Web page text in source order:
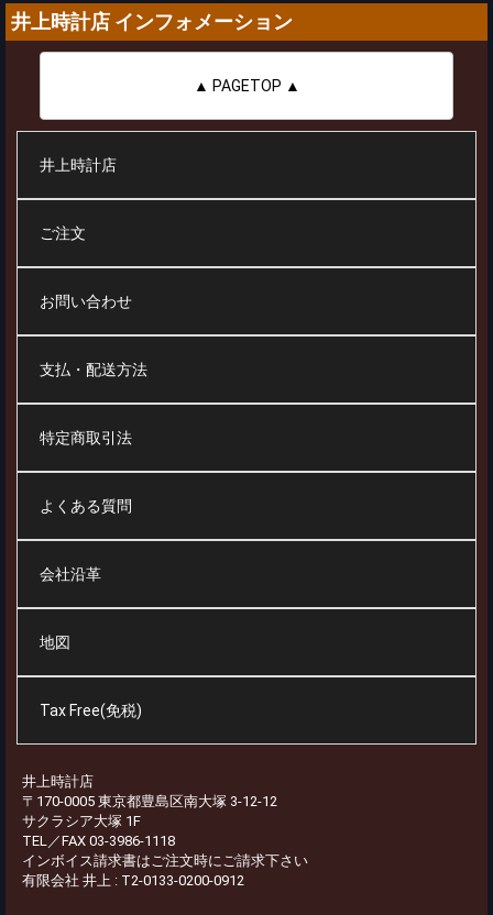
井上時計店 インフォメーション
▲ PAGETOP ▲
井上時計店
ご注文
お問い合わせ
支払・配送方法
特定商取引法
よくある質問
会社沿革
地図
Tax Free(免税)
井上時計店
〒170-0005 東京都豊島区南大塚 3-12-12
サクラシア大塚 1F
TEL／FAX 03-3986-1118
インボイス請求書はご注文時にご請求下さい
有限会社 井上 : T2-0133-0200-0912